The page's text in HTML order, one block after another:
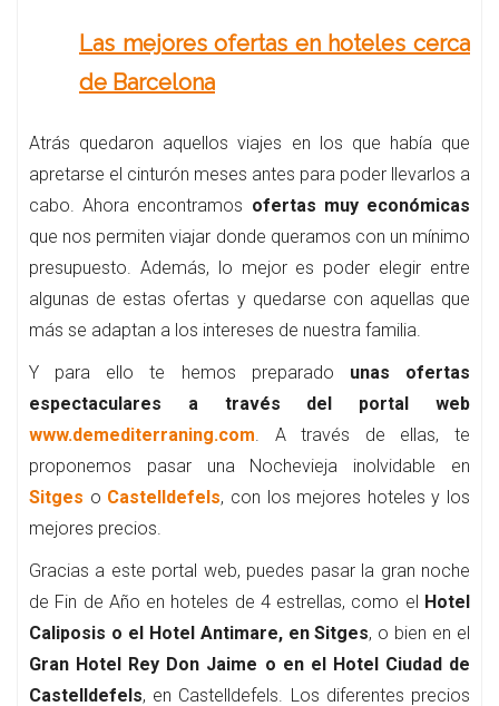
Las mejores ofertas en hoteles cerca
de Barcelona
Atrás quedaron aquellos viajes en los que había que
apretarse el cinturón meses antes para poder llevarlos a
cabo. Ahora encontramos ofertas muy económicas
que nos permiten viajar donde queramos con un mínimo
presupuesto. Además, lo mejor es poder elegir entre
algunas de estas ofertas y quedarse con aquellas que
más se adaptan a los intereses de nuestra familia.
Y para ello te hemos preparado unas ofertas
espectaculares a través del portal web
www.demediterraning.com. A través de ellas, te
proponemos pasar una Nochevieja inolvidable en
Sitges o Castelldefels, con los mejores hoteles y los
mejores precios.
Gracias a este portal web, puedes pasar la gran noche
de Fin de Año en hoteles de 4 estrellas, como el Hotel
Caliposis o el Hotel Antimare, en Sitges, o bien en el
Gran Hotel Rey Don Jaime o en el Hotel Ciudad de
Castelldefels, en Castelldefels. Los diferentes precios